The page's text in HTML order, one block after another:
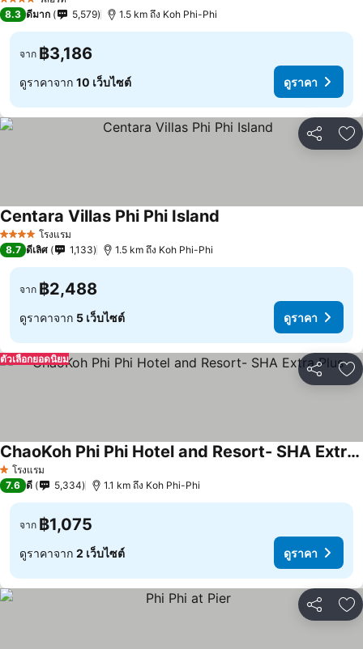
4 ดาว
8.3 ดีมาก 5,579 1.5 km ถึง Koh Phi-Phi
จาก ฿3,186
ดูราคาจาก 10 เว็บไซต์ ดูราคา
แชร์ เ
4 ดาว โรงแรม
Centara Villas Phi Phi Island
8.7 ดีเลิศ 1,133 1.5 km ถึง Koh Phi-Phi
จาก ฿2,488
ดูราคาจาก 5 เว็บไซต์ ดูราคา
แชร์ เ
ตัวเลือกยอดนิยม
1 ดาวโรงแรม
ChaoKoh Phi Phi Hotel and Resort- SHA Extra Plus
7.6 ดี 5,334 1.1 km ถึง Koh Phi-Phi
จาก ฿1,075
ดูราคาจาก 2 เว็บไซต์ ดูราคา
แชร์ เ